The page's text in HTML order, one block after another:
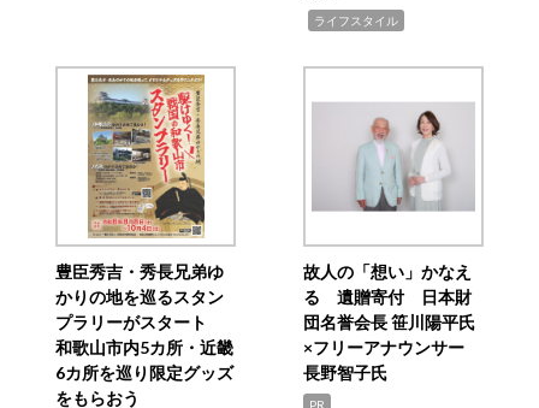
ライフスタイル
豊臣秀吉・秀長兄弟ゆ
かりの地を巡るスタン
プラリーがスタート
和歌山市内5カ所・近畿
6カ所を巡り限定グッズ
をもらおう
故人の「想い」かなえ
る 遺贈寄付 日本財
団名誉会長 笹川陽平氏
×フリーアナウンサー
長野智子氏
PR